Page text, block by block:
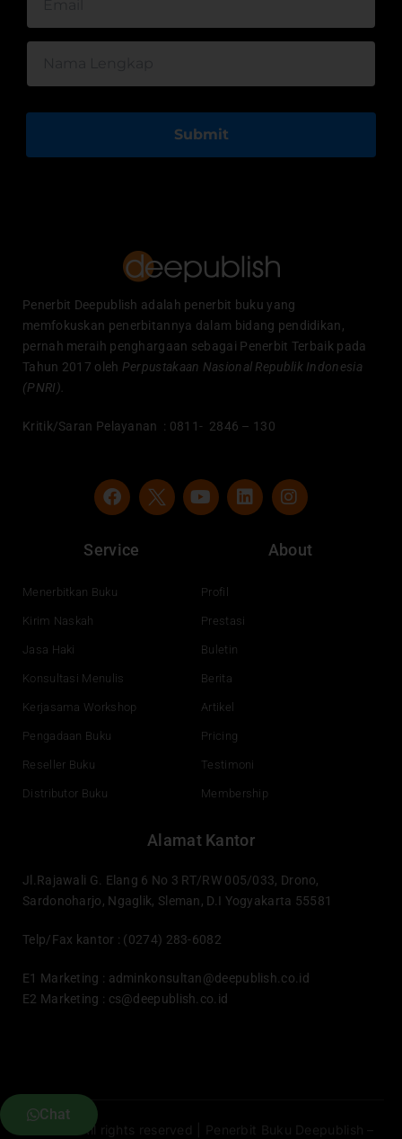
Submit
Penerbit Deepublish adalah penerbit buku yang
memfokuskan penerbitannya dalam bidang pendidikan,
pernah meraih penghargaan sebagai Penerbit Terbaik pada
Tahun 2017 oleh Perpustakaan Nasional Republik Indonesia
(PNRI).
Kritik/Saran Pelayanan : 0811- 2846 – 130
F
a
e
b
o
Y
o
e
L
i
n
I
n
a
Service
Menerbitkan Buku
Kirim Naskah
Jasa Haki
Konsultasi Menulis
Kerjasama Workshop
Pengadaan Buku
Reseller Buku
Distributor Buku
About
Profil
Prestasi
Buletin
Berita
Artikel
Pricing
Testimoni
Membership
Alamat Kantor
Jl.Rajawali G. Elang 6 No 3 RT/RW 005/033, Drono,
Sardonoharjo, Ngaglik, Sleman, D.I Yogyakarta 55581
Telp/Fax kantor : (0274) 283-6082
E1 Marketing : adminkonsultan@deepublish.co.id
E2 Marketing : cs@deepublish.co.id
© 2022 All rights reserved | Penerbit Buku Deepublish –
Chat